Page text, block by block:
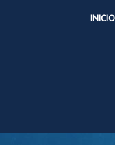
INICIO